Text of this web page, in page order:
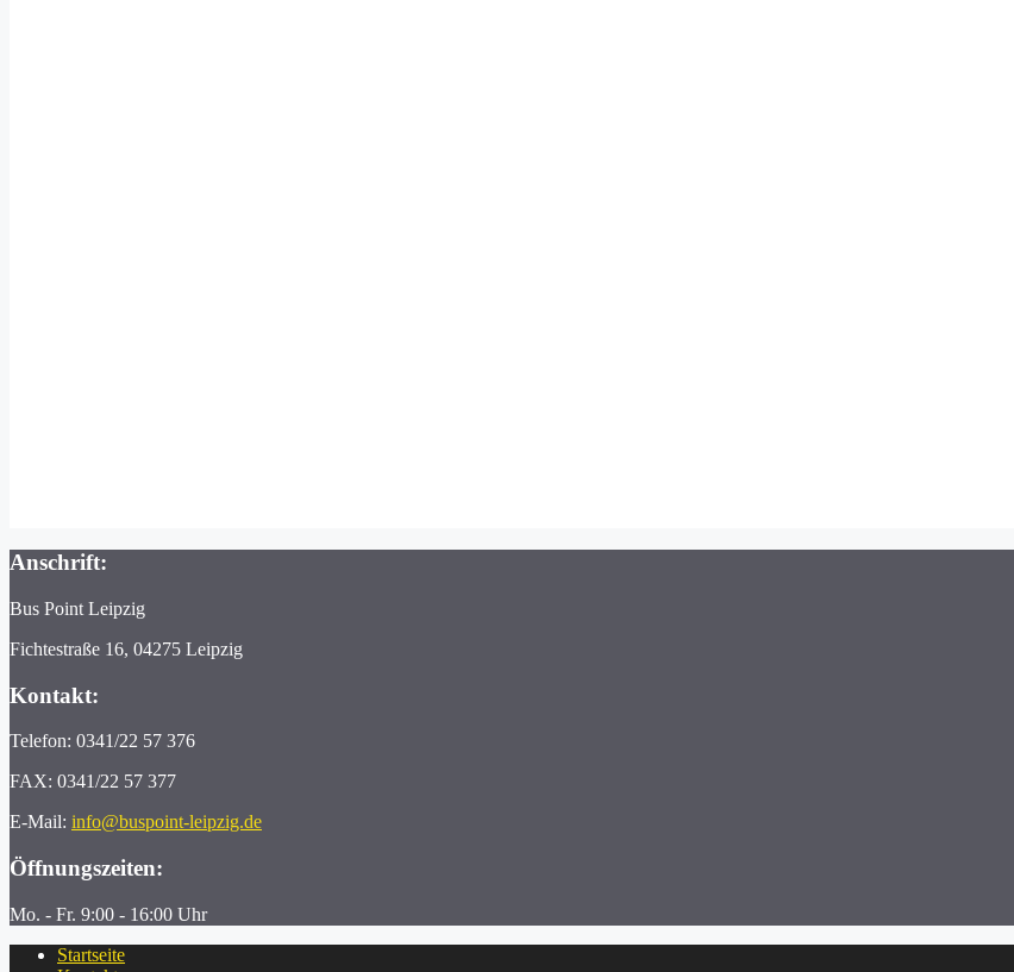
Anschrift:
Bus Point Leipzig
Fichtestraße 16, 04275 Leipzig
Kontakt:
Telefon: 0341/22 57 376
FAX: 0341/22 57 377
E-Mail: info@buspoint-leipzig.de
Öffnungszeiten:
Mo. - Fr. 9:00 - 16:00 Uhr
Startseite